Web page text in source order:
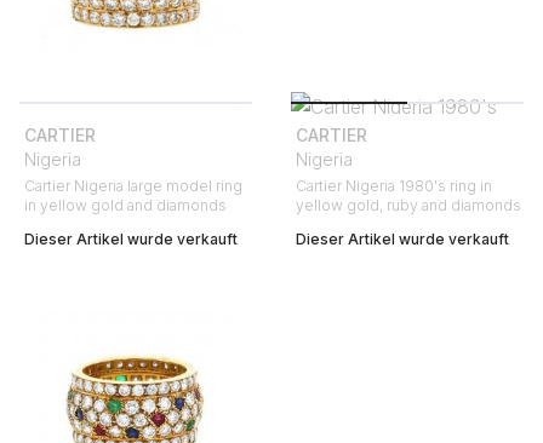
CARTIER
Nigeria
Cartier Nigeria large model ring
in yellow gold and diamonds
Dieser Artikel wurde verkauft
CARTIER
Nigeria
Cartier Nigeria 1980's ring in
yellow gold, ruby and diamonds
Dieser Artikel wurde verkauft